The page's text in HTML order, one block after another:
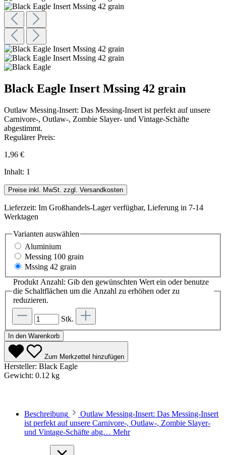
Black Eagle Insert Mssing 42 grain
Outlaw Messing-Insert: Das Messing-Insert ist perfekt auf unsere
Carnivore-, Outlaw-, Zombie Slayer- und Vintage-Schäfte
abgestimmt.
Regulärer Preis:
1,96 €
Inhalt: 1
Preise inkl. MwSt. zzgl. Versandkosten
Lieferzeit: Im Großhandels-Lager verfügbar, Lieferung in 7-14
Werktagen
Varianten auswählen
Aluminium
Messing 100 grain
Mssing 42 grain
Produkt Anzahl: Gib den gewünschten Wert ein oder benutze
die Schaltflächen um die Anzahl zu erhöhen oder zu
reduzieren.
Stk.
In den Warenkorb
Zum Merkzettel hinzufügen
Hersteller: Black Eagle
Gewicht: 0.12 kg
Beschreibung
Outlaw Messing-Insert: Das Messing-Insert
ist perfekt auf unsere Carnivore-, Outlaw-, Zombie Slayer-
und Vintage-Schäfte abg… Mehr